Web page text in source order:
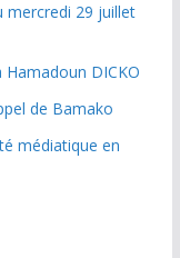
mercredi 29 juillet
Hamadoun DICKO
de Bamako
médiatique en